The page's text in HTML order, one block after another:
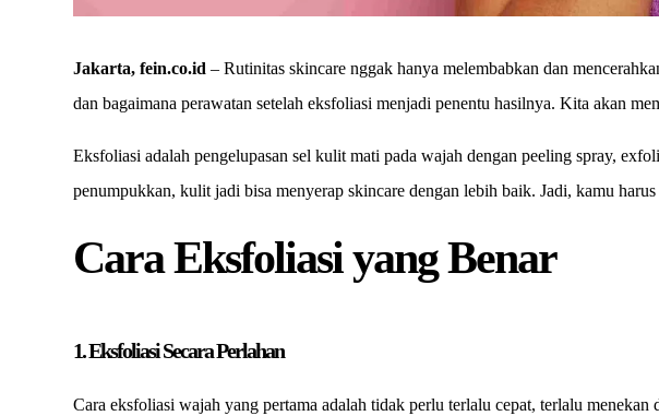
Jakarta, fein.co.id – Rutinitas skincare nggak hanya melembabkan dan
dan bagaimana perawatan setelah eksfoliasi menjadi penentu hasilnya. Kita akan
Eksfoliasi adalah pengelupasan sel kulit mati pada wajah dengan peeling spray,
penumpukkan, kulit jadi bisa menyerap skincare dengan lebih baik. Jadi, kamu
Cara Eksfoliasi yang Benar
1. Eksfoliasi Secara Perlahan
Cara eksfoliasi wajah yang pertama adalah tidak perlu terlalu cepat, terlalu